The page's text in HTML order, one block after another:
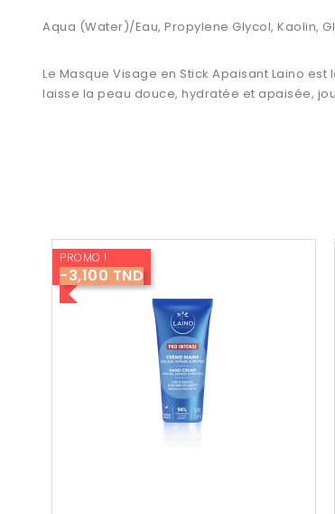
Aqua (Water)/Eau, Propylene Glycol, Kaolin,
Le Masque Visage en Stick Apaisant Laino
laisse la peau douce, hydratée et apaisée,
PROMO !
-3,100 TND